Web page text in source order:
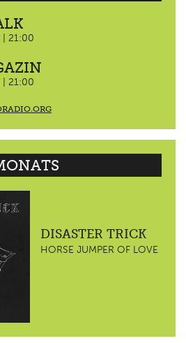
| 21:00
| 21:00
DISASTER TRICK
HORSE JUMPER OF LOVE